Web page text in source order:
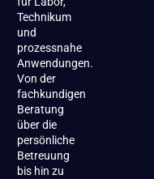
Technikum
und
prozessnahe
Anwendungen.
Von der
fachkundigen
Beratung
über die
persönliche
Betreuung
bis hin zu